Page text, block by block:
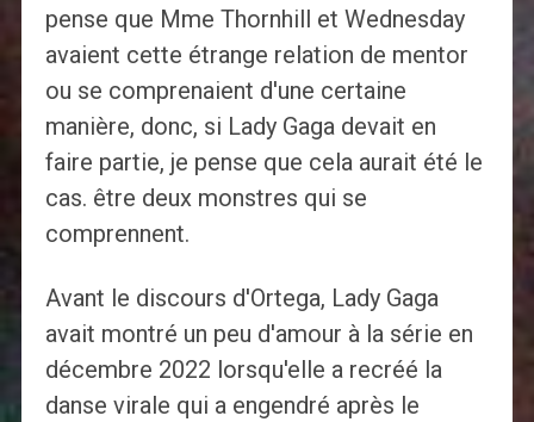
pense que Mme Thornhill et Wednesday
avaient cette étrange relation de mentor
ou se comprenaient d'une certaine
manière, donc, si Lady Gaga devait en
faire partie, je pense que cela aurait été le
cas. être deux monstres qui se
comprennent.
Avant le discours d'Ortega, Lady Gaga
avait montré un peu d'amour à la série en
décembre 2022 lorsqu'elle a recréé la
danse virale qui a engendré après le